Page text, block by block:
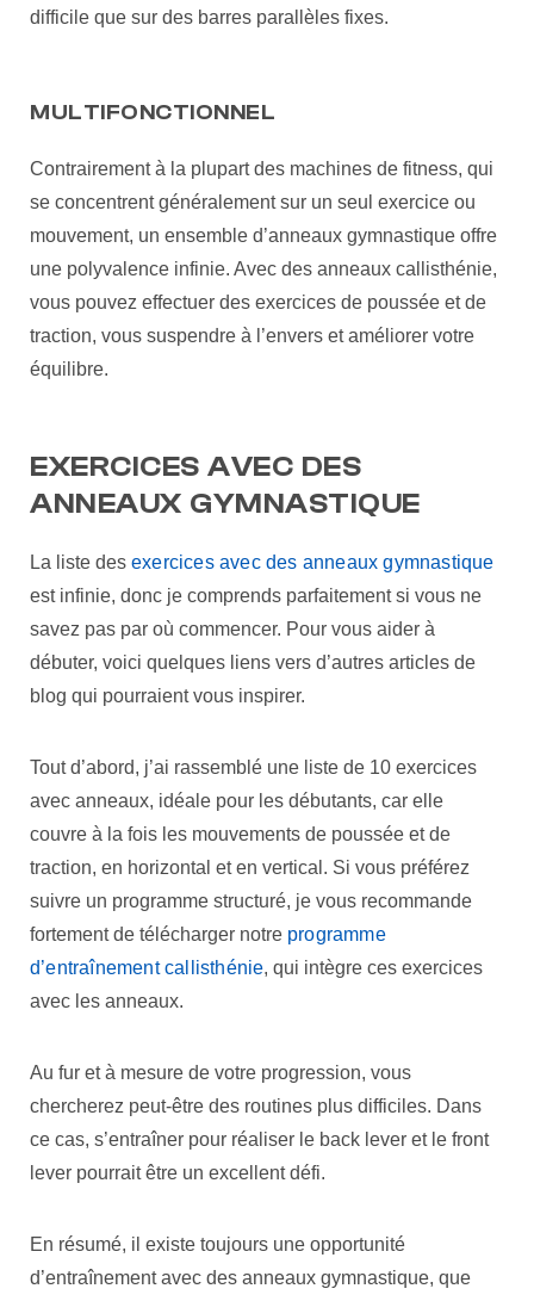
difficile que sur des barres parallèles fixes.
MULTIFONCTIONNEL
Contrairement à la plupart des machines de fitness, qui
se concentrent généralement sur un seul exercice ou
mouvement, un ensemble d’anneaux gymnastique offre
une polyvalence infinie. Avec des anneaux callisthénie,
vous pouvez effectuer des exercices de poussée et de
traction, vous suspendre à l’envers et améliorer votre
équilibre.
EXERCICES AVEC DES
ANNEAUX GYMNASTIQUE
La liste des exercices avec des anneaux gymnastique
est infinie, donc je comprends parfaitement si vous ne
savez pas par où commencer. Pour vous aider à
débuter, voici quelques liens vers d’autres articles de
blog qui pourraient vous inspirer.
Tout d’abord, j’ai rassemblé une liste de 10 exercices
avec anneaux, idéale pour les débutants, car elle
couvre à la fois les mouvements de poussée et de
traction, en horizontal et en vertical. Si vous préférez
suivre un programme structuré, je vous recommande
fortement de télécharger notre programme
d’entraînement callisthénie, qui intègre ces exercices
avec les anneaux.
Au fur et à mesure de votre progression, vous
chercherez peut-être des routines plus difficiles. Dans
ce cas, s’entraîner pour réaliser le back lever et le front
lever pourrait être un excellent défi.
En résumé, il existe toujours une opportunité
d’entraînement avec des anneaux gymnastique, que